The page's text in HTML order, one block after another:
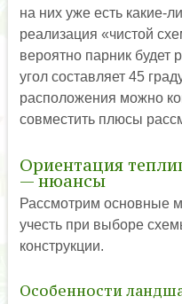
на них уже есть какие-
реализация «чистой
вероятно парник будет
угол составляет 45
расположения можно
совместить плюсы
Ориентация
— нюансы
Рассмотрим основные
учесть при выборе
конструкции.
Особенности